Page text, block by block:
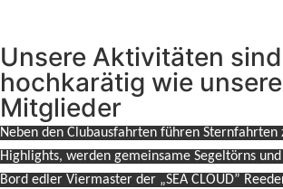
Unsere Aktivitäten
hochkarätig wie unsere
Mitglieder
Neben den Clubausfahrten führen Sternfahrten
Highlights, werden gemeinsame Segeltörns
Bord edler Viermaster der „SEA CLOUD”